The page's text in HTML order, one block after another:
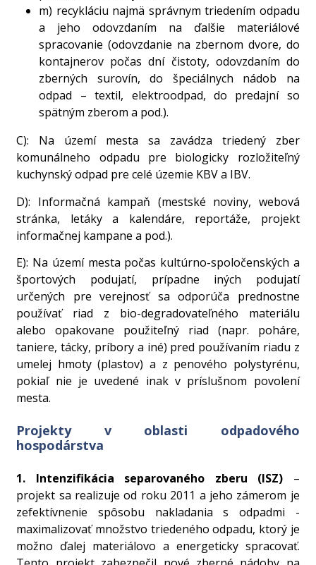
m) recykláciu najmä správnym triedením odpadu
a jeho odovzdaním na ďalšie materiálové
spracovanie (odovzdanie na zbernom dvore, do
kontajnerov počas dní čistoty, odovzdaním do
zberných surovín, do špeciálnych nádob na
odpad – textil, elektroodpad, do predajní so
spätným zberom a pod.).
C): Na území mesta sa zavádza triedený zber
komunálneho odpadu pre biologicky rozložiteľný
kuchynský odpad pre celé územie KBV a IBV.
D): Informačná kampaň (mestské noviny, webová
stránka, letáky a kalendáre, reportáže, projekt
informačnej kampane a pod.).
E): Na území mesta počas kultúrno-spoločenských a
športových podujatí, prípadne iných podujatí
určených pre verejnosť sa odporúča prednostne
používať riad z bio-degradovateľného materiálu
alebo opakovane použiteľný riad (napr. poháre,
taniere, tácky, príbory a iné) pred používaním riadu z
umelej hmoty (plastov) a z penového polystyrénu,
pokiaľ nie je uvedené inak v príslušnom povolení
mesta.
Projekty v oblasti odpadového
hospodárstva
1. Intenzifikácia separovaného zberu (ISZ) –
projekt sa realizuje od roku 2011 a jeho zámerom je
zefektívnenie spôsobu nakladania s odpadmi -
maximalizovať množstvo triedeného odpadu, ktorý je
možno ďalej materiálovo a energeticky spracovať.